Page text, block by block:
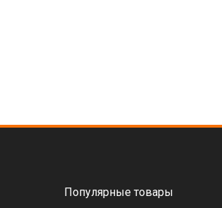
Популярные товары